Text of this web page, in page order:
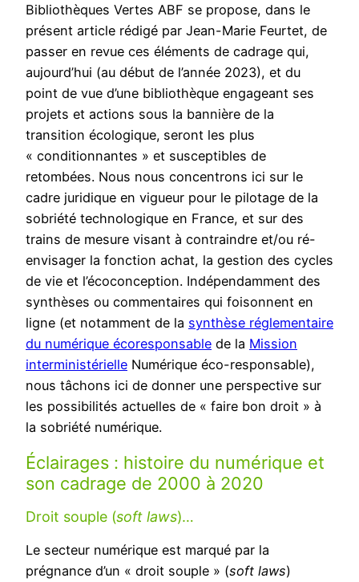
Bibliothèques Vertes ABF se propose, dans le
présent article rédigé par Jean-Marie Feurtet, de
passer en revue ces éléments de cadrage qui,
aujourd’hui (au début de l’année 2023), et du
point de vue d’une bibliothèque engageant ses
projets et actions sous la bannière de la
transition écologique, seront les plus
« conditionnantes » et susceptibles de
retombées. Nous nous concentrons ici sur le
cadre juridique en vigueur pour le pilotage de la
sobriété technologique en France, et sur des
trains de mesure visant à contraindre et/ou ré-
envisager la fonction achat, la gestion des cycles
de vie et l’écoconception. Indépendamment des
synthèses ou commentaires qui foisonnent en
ligne (et notamment de la synthèse réglementaire
du numérique écoresponsable de la Mission
interministérielle Numérique éco-responsable),
nous tâchons ici de donner une perspective sur
les possibilités actuelles de « faire bon droit » à
la sobriété numérique.
Éclairages : histoire du numérique et
son cadrage de 2000 à 2020
Droit souple (soft laws)…
Le secteur numérique est marqué par la
prégnance d’un « droit souple » (soft laws)